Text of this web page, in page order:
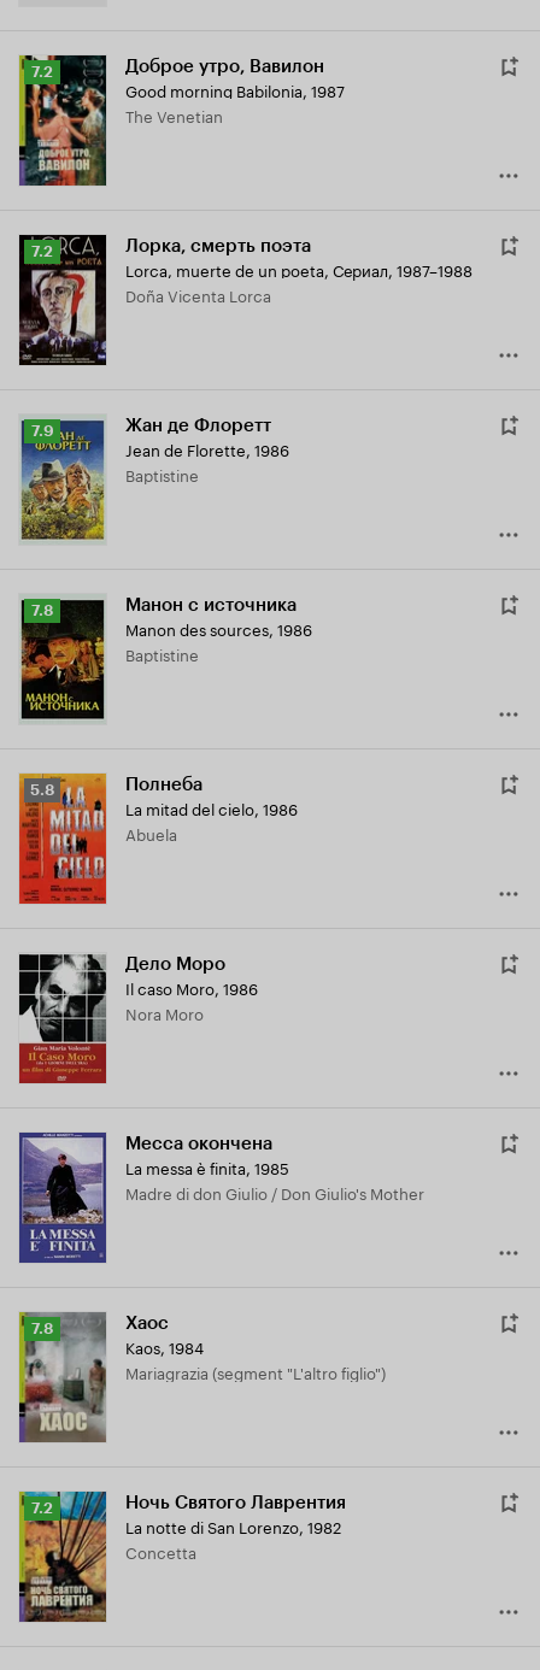
Рейтинг
Кинопоиска
7.2
7.2 Доброе утро, Вавилон
Good morning Babilonia, 1987
The Venetian
Рейтинг
Кинопоиска
7.2
7.2 Лорка, смерть поэта
Lorca, muerte de un poeta, Сериал, 1987–1988
Doña Vicenta Lorca
Рейтинг
Кинопоиска
7.9
7.9 Жан де Флоретт
Jean de Florette, 1986
Baptistine
Рейтинг
Кинопоиска
7.8
7.8 Манон с источника
Manon des sources, 1986
Baptistine
Рейтинг
Кинопоиска
5.8
5.8 Полнеба
La mitad del cielo, 1986
Abuela
Дело Моро
Il caso Moro, 1986
Nora Moro
Месса окончена
La messa è finita, 1985
Madre di don Giulio / Don Giulio's Mother
Рейтинг
Кинопоиска
7.8
7.8 Хаос
Kaos, 1984
Mariagrazia (segment "L'altro figlio")
Рейтинг
Кинопоиска
7.2
7.2 Ночь Святого Лаврентия
La notte di San Lorenzo, 1982
Concetta